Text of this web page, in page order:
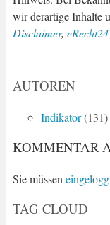
wir derartige Inhalte
Disclaimer,
AUTOREN
Indikator(131)
KOMMENTAR
Sie müssen
TAG CLOUD